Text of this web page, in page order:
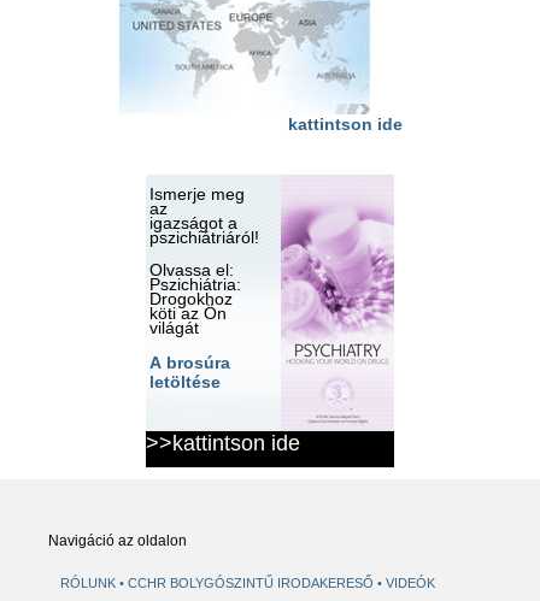
kattintson ide
Ismerje meg
az
igazságot a
pszichiátriáról!
Olvassa el:
Pszichiátria:
Drogokhoz
köti az Ön
világát
A brosúra
letöltése
>>kattintson ide
Navigáció az oldalon
RÓLUNK CCHR BOLYGÓSZINTŰ IRODAKERESŐ VIDEÓK